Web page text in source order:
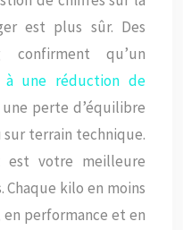
est plus sûr. Des
confirment qu’un
à une réduction de
perte d’équilibre
sur terrain technique.
est votre meilleure
Chaque kilo en moins
performance et en